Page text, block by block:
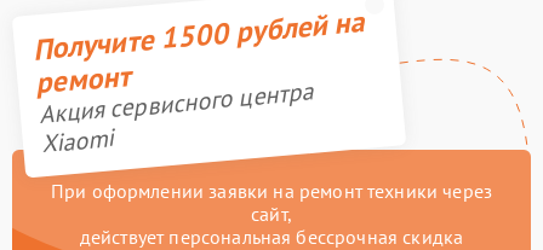
Получите 1500 рублей на
ремонт
Акция сервисного центра
Xiaomi
При оформлении заявки на ремонт техники через
сайт,
действует персональная бессрочная скидка